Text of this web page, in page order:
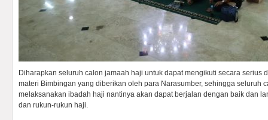
Diharapkan seluruh calon jamaah haji untuk dapat mengikuti secara serius
materi Bimbingan yang diberikan oleh para Narasumber, sehingga seluruh
melaksanakan ibadah haji nantinya akan dapat berjalan dengan baik dan
dan rukun-rukun haji.